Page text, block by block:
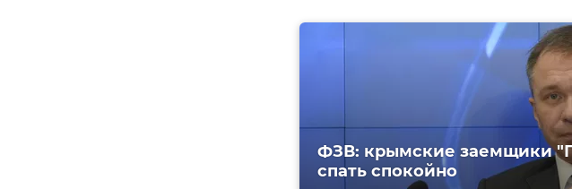
ФЗВ: крымские заемщики
спать спокойно